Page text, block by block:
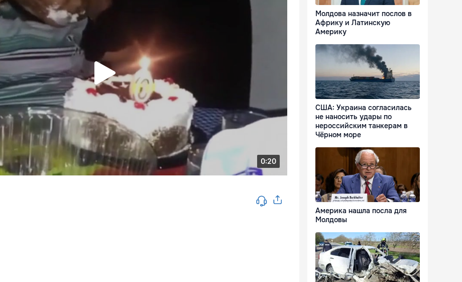
Молдова назначит послов в
Африку и Латинскую
Америку
США: Украина согласилась
не наносить удары по
нероссийским танкерам в
Чёрном море
Америка нашла посла для
Молдовы